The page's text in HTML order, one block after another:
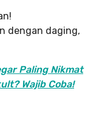
dengan daging,
Paling Nikmat
Wajib Coba!